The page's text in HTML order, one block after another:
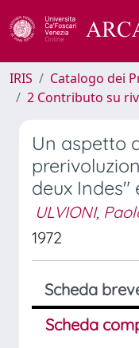
IRIS
Catalogo dei
2 Contributo su
Un aspetto
deux Indes"
ULVIONI,
1972
Scheda
Scheda